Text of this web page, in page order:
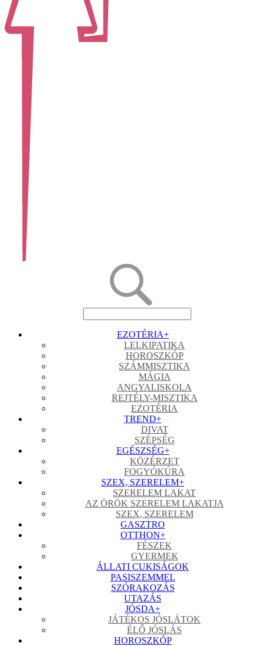
EZOTÉRIA+
LELKIPATIKA
HOROSZKÓP
SZÁMMISZTIKA
MÁGIA
ANGYALISKOLA
REJTÉLY-MISZTIKA
EZOTÉRIA
TREND+
DIVAT
SZÉPSÉG
EGÉSZSÉG+
KÖZÉRZET
FOGYÓKÚRA
SZEX, SZERELEM+
SZERELEM LAKAT
AZ ÖRÖK SZERELEM LAKATJA
SZEX, SZERELEM
GASZTRO
OTTHON+
FÉSZEK
GYERMEK
ÁLLATI CUKISÁGOK
PASISZEMMEL
SZÓRAKOZÁS
UTAZÁS
JÓSDA+
JÁTÉKOS JÓSLÁTOK
ÉLŐ JÓSLÁS
HOROSZKÓP